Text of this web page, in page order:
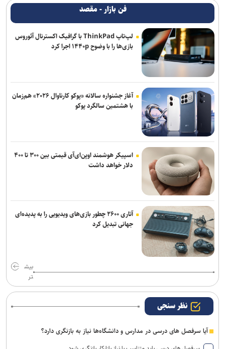
فن بازار - مقصد
لپ‌تاپ ThinkPad با گرافیک اکسترنال آئوروس
بازی‌ها را با وضوح ۱۴۴۰p اجرا کرد
آغاز جشنواره سالانه «پوکو کارناوال ۲۰۲۶» هم‌زمان
با هشتمین سالگرد پوکو
اسپیکر هوشمند اوپن‌ای‌آی قیمتی بین ۳۰۰ تا ۴۰۰
دلار خواهد داشت
آتاری ۲۶۰۰ چطور بازی‌های ویدیویی را به پدیده‌ای
جهانی تبدیل کرد
بیش
تر
نظر سنجی
آیا سرفصل های درسی در مدارس و دانشگاه‌ها نیاز به بازنگری دارد؟